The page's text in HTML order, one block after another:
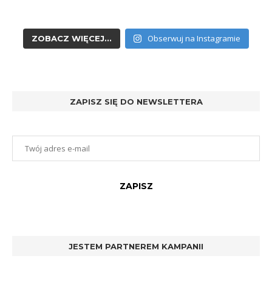
ZOBACZ WIĘCEJ... Obserwuj na Instagramie
ZAPISZ SIĘ DO NEWSLETTERA
JESTEM PARTNEREM KAMPANII